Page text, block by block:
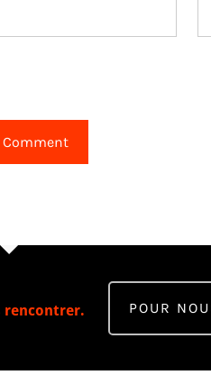
rencontrer. POUR